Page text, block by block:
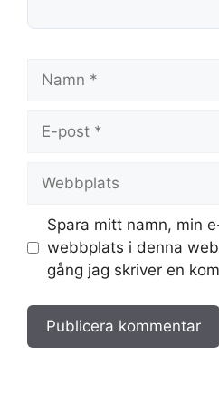
Namn
Webbplats
Spara mitt namn, min
webbplats i denna
gång jag skriver en